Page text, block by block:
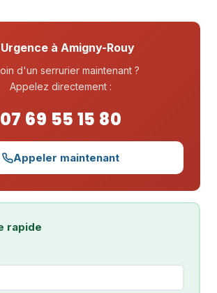
Urgence à Amigny-Rouy
d'un serrurier maintenant ?
Appelez directement :
07 69 55 15 80
Appeler maintenant
rapide